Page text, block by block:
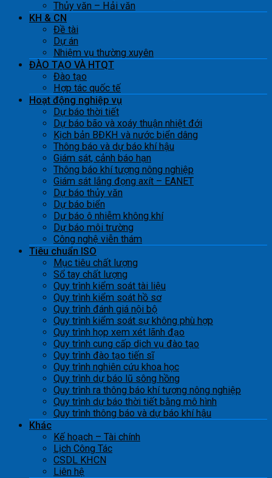
Thủy văn – Hải văn
KH & CN
Đề tài
Dự án
Nhiệm vụ thường xuyên
ĐÀO TẠO VÀ HTQT
Đào tạo
Hợp tác quốc tế
Hoạt động nghiệp vụ
Dự báo thời tiết
Dự báo bão và xoáy thuận nhiệt đới
Kịch bản BĐKH và nước biển dâng
Thông báo và dự báo khí hậu
Giám sát, cảnh báo hạn
Thông báo khí tượng nông nghiệp
Giám sát lắng đọng axít – EANET
Dự báo thủy văn
Dự báo biển
Dự báo ô nhiễm không khí
Dự báo môi trường
Công nghệ viễn thám
Tiêu chuẩn ISO
Mục tiêu chất lượng
Sổ tay chất lượng
Quy trình kiểm soát tài liệu
Quy trình kiểm soát hồ sơ
Quy trình đánh giá nội bộ
Quy trình kiểm soát sự không phù hợp
Quy trình họp xem xét lãnh đạo
Quy trình cung cấp dịch vụ đào tạo
Quy trình đào tạo tiến sĩ
Quy trình nghiên cứu khoa học
Quy trình dự báo lũ sông hồng
Quy trình ra thông báo khí tượng nông nghiệp
Quy trình dự báo thời tiết bằng mô hình
Quy trình thông báo và dự báo khí hậu
Khác
Kế hoạch – Tài chính
Lịch Công Tác
CSDL KHCN
Liên hệ